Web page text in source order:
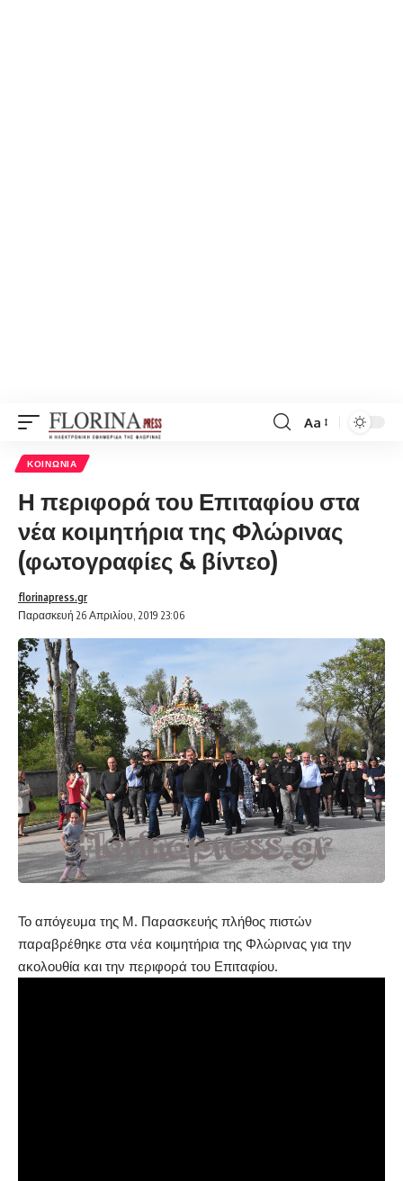
Font
Aa
ΚΟΙΝΩΝΊΑ
Η περιφορά του Επιταφίου στα
νέα κοιμητήρια της Φλώρινας
(φωτογραφίες & βίντεο)
Παρασκευή 26 Απριλίου, 2019 23:06
florinapress.gr
Το απόγευμα της Μ. Παρασκευής πλήθος πιστών
παραβρέθηκε στα νέα κοιμητήρια της Φλώρινας για την
ακολουθία και την περιφορά του Επιταφίου.